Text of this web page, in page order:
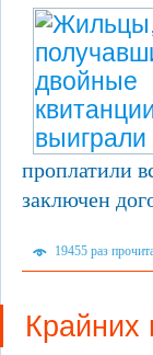
проплатили
заключен
19455 раз
Крайних